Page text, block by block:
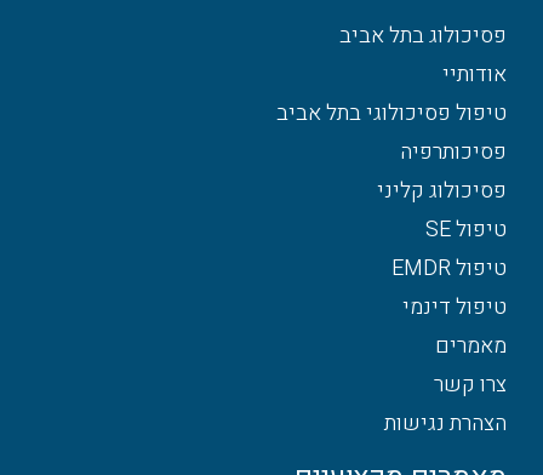
פסיכולוג בתל אביב
אודותיי
טיפול פסיכולוגי בתל אביב
פסיכותרפיה
פסיכולוג קליני
טיפול SE
טיפול EMDR
טיפול דינמי
מאמרים
צרו קשר
הצהרת נגישות